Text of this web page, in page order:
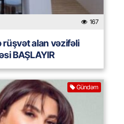
167
rüşvət alan vəzifəli
BAŞLAYIR
Gündəm